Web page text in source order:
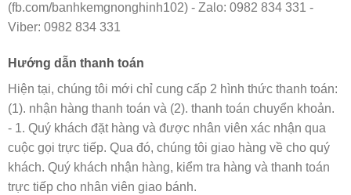
(fb.com/banhkemgnonghinh102) - Zalo: 0982 834 331 -
Viber: 0982 834 331
Hướng dẫn thanh toán
Hiện tại, chúng tôi mới chỉ cung cấp 2 hình thức thanh toán:
(1). nhận hàng thanh toán và (2). thanh toán chuyển khoản.
- 1. Quý khách đặt hàng và được nhân viên xác nhận qua
cuộc gọi trực tiếp. Qua đó, chúng tôi giao hàng về cho quý
khách. Quý khách nhận hàng, kiểm tra hàng và thanh toán
trực tiếp cho nhân viên giao bánh.